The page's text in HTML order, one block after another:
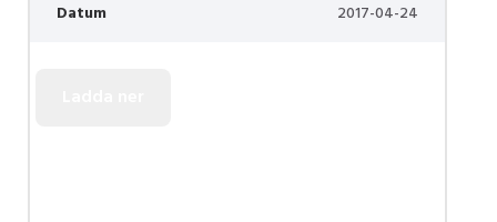
Datum 2017-04-24